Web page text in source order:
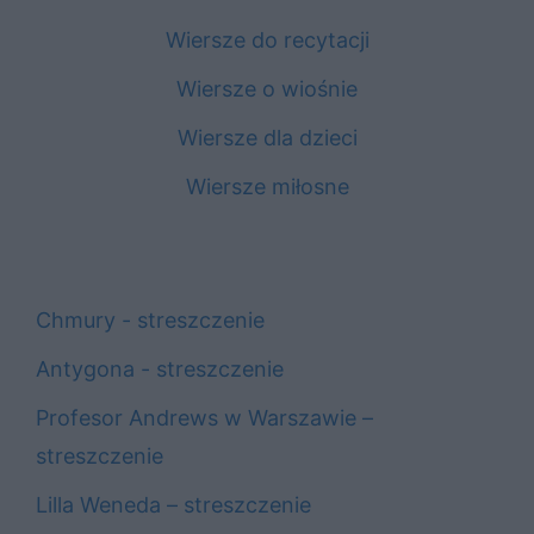
Wiersze do recytacji
Wiersze o wiośnie
Wiersze dla dzieci
Wiersze miłosne
Chmury - streszczenie
Antygona - streszczenie
Profesor Andrews w Warszawie –
streszczenie
Lilla Weneda – streszczenie